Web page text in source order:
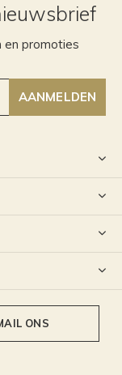
en promoties
AANMELDEN
ONS